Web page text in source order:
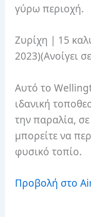
γύρω περιοχή.
Ζυρίχη | 15
2023)(Ανοίγει
Αυτό το
ιδανική
την παραλία,
μπορείτε να
φυσικό τοπίο.
Προβολή στο